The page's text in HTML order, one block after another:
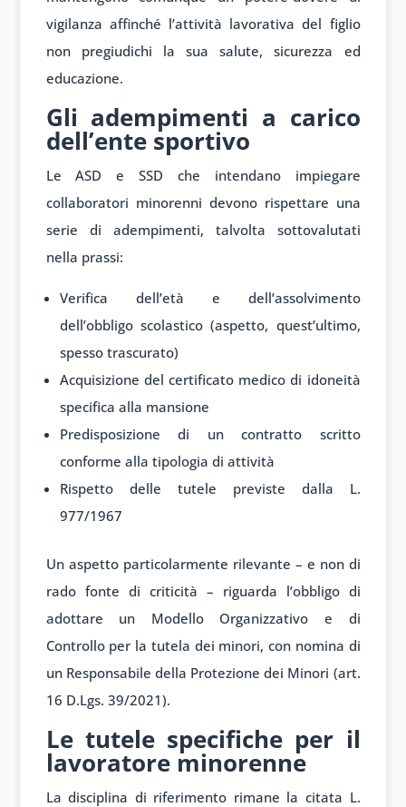
vigilanza affinché l’attività lavorativa del figlio
non pregiudichi la sua salute, sicurezza ed
educazione.
Gli adempimenti a carico
dell’ente sportivo
Le ASD e SSD che intendano impiegare
collaboratori minorenni devono rispettare una
serie di adempimenti, talvolta sottovalutati
nella prassi:
Verifica dell’età e dell’assolvimento
dell’obbligo scolastico (aspetto, quest’ultimo,
spesso trascurato)
Acquisizione del certificato medico di idoneità
specifica alla mansione
Predisposizione di un contratto scritto
conforme alla tipologia di attività
Rispetto delle tutele previste dalla L.
977/1967
Un aspetto particolarmente rilevante – e non di
rado fonte di criticità – riguarda l’obbligo di
adottare un Modello Organizzativo e di
Controllo per la tutela dei minori, con nomina di
un Responsabile della Protezione dei Minori (art.
16 D.Lgs. 39/2021).
Le tutele specifiche per il
lavoratore minorenne
La disciplina di riferimento rimane la citata L.